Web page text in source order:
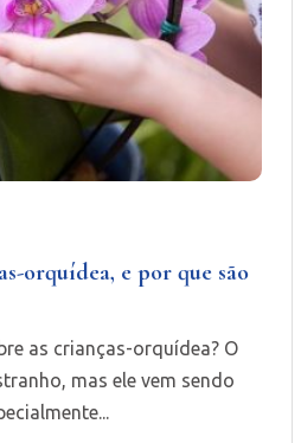
orquídea, e por que são
as crianças-orquídea? O
mas ele vem sendo